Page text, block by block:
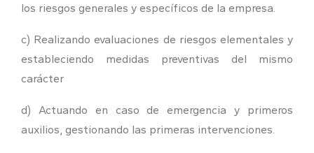
los riesgos generales y específicos de la empresa.
c) Realizando evaluaciones de riesgos elementales y
estableciendo medidas preventivas del mismo
carácter
d) Actuando en caso de emergencia y primeros
auxilios, gestionando las primeras intervenciones.